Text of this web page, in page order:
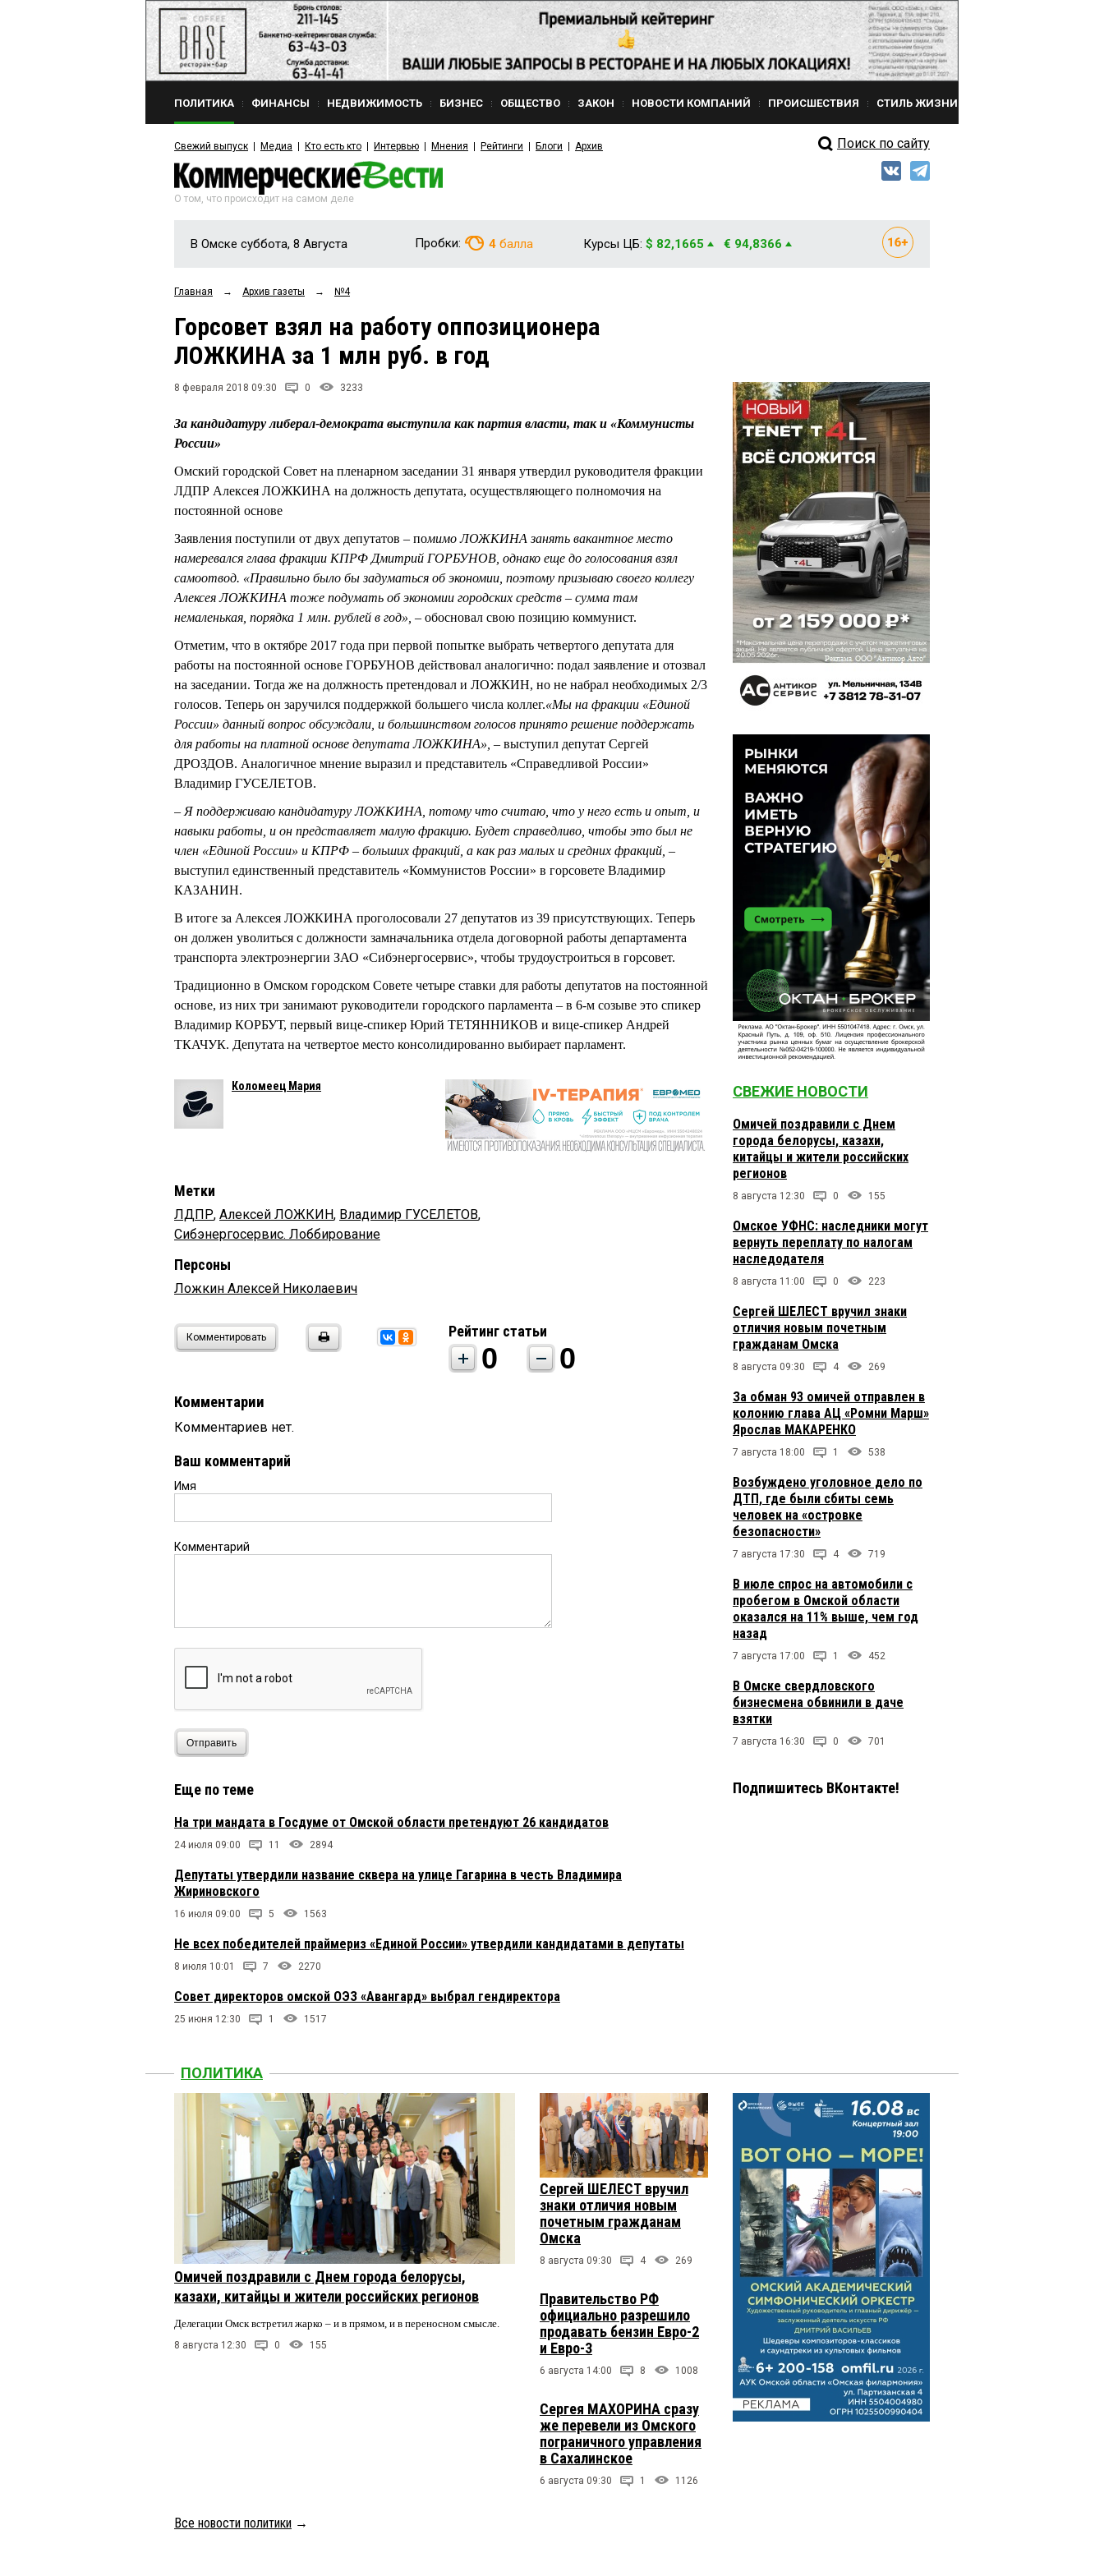
ПОЛИТИКА ФИНАНСЫ НЕДВИЖИМОСТЬ БИЗНЕС ОБЩЕСТВО ЗАКОН НОВОСТИ КОМПАНИЙ ПРОИСШЕСТВИЯ СТИЛЬ ЖИЗНИ
Свежий выпуск Медиа Кто есть кто Интервью Мнения Рейтинги Блоги Архив Поиск по сайту
О том, что происходит на самом деле
В Омске суббота, 8 Августа Пробки: 4 балла Курсы ЦБ: $ 82,1665 € 94,8366
Главная → Архив газеты → №4
Горсовет взял на работу оппозиционера
ЛОЖКИНА за 1 млн руб. в год
8 февраля 2018 09:30 0 3233
За кандидатуру либерал-демократа выступила как партия власти, так и «Коммунисты
России»
Омский городской Совет на пленарном заседании 31 января утвердил руководителя фракции
ЛДПР Алексея ЛОЖКИНА на должность депутата, осуществляющего полномочия на
постоянной основе
Заявления поступили от двух депутатов – помимо ЛОЖКИНА занять вакантное место
намеревался глава фракции КПРФ Дмитрий ГОРБУНОВ, однако еще до голосования взял
самоотвод. «Правильно было бы задуматься об экономии, поэтому призываю своего коллегу
Алексея ЛОЖКИНА тоже подумать об экономии городских средств – сумма там
немаленькая, порядка 1 млн. рублей в год», – обосновал свою позицию коммунист.
Отметим, что в октябре 2017 года при первой попытке выбрать четвертого депутата для
работы на постоянной основе ГОРБУНОВ действовал аналогично: подал заявление и отозвал
на заседании. Тогда же на должность претендовал и ЛОЖКИН, но не набрал необходимых 2/3
голосов. Теперь он заручился поддержкой большего числа коллег.«Мы на фракции «Единой
России» данный вопрос обсуждали, и большинством голосов принято решение поддержать
для работы на платной основе депутата ЛОЖКИНА», – выступил депутат Сергей
ДРОЗДОВ. Аналогичное мнение выразил и представитель «Справедливой России»
Владимир ГУСЕЛЕТОВ.
– Я поддерживаю кандидатуру ЛОЖКИНА, потому что считаю, что у него есть и опыт, и
навыки работы, и он представляет малую фракцию. Будет справедливо, чтобы это был не
член «Единой России» и КПРФ – больших фракций, а как раз малых и средних фракций, –
выступил единственный представитель «Коммунистов России» в горсовете Владимир
КАЗАНИН.
В итоге за Алексея ЛОЖКИНА проголосовали 27 депутатов из 39 присутствующих. Теперь
он должен уволиться с должности замначальника отдела договорной работы департамента
транспорта электроэнергии ЗАО «Сибэнергосервис», чтобы трудоустроиться в горсовет.
Традиционно в Омском городском Совете четыре ставки для работы депутатов на постоянной
основе, из них три занимают руководители городского парламента – в 6-м созыве это спикер
Владимир КОРБУТ, первый вице-спикер Юрий ТЕТЯННИКОВ и вице-спикер Андрей
ТКАЧУК. Депутата на четвертое место консолидированно выбирает парламент.
Коломеец Мария
Метки
ЛДПР, Алексей ЛОЖКИН, Владимир ГУСЕЛЕТОВ,
Сибэнергосервис. Лоббирование
Персоны
Ложкин Алексей Николаевич
Комментировать Рейтинг статьи
0 0
Комментарии
Комментариев нет.
Ваш комментарий
Имя
Комментарий
Отправить
Еще по теме
На три мандата в Госдуме от Омской области претендуют 26 кандидатов
24 июля 09:00 11 2894
Депутаты утвердили название сквера на улице Гагарина в честь Владимира
Жириновского
16 июля 09:00 5 1563
Не всех победителей праймериз «Единой России» утвердили кандидатами в депутаты
8 июля 10:01 7 2270
Совет директоров омской ОЭЗ «Авангард» выбрал гендиректора
25 июня 12:30 1 1517
СВЕЖИЕ НОВОСТИ
Омичей поздравили с Днем
города белорусы, казахи,
китайцы и жители российских
регионов
8 августа 12:30 0 155
Омское УФНС: наследники могут
вернуть переплату по налогам
наследодателя
8 августа 11:00 0 223
Сергей ШЕЛЕСТ вручил знаки
отличия новым почетным
гражданам Омска
8 августа 09:30 4 269
За обман 93 омичей отправлен в
колонию глава АЦ «Ромни Марш»
Ярослав МАКАРЕНКО
7 августа 18:00 1 538
Возбуждено уголовное дело по
ДТП, где были сбиты семь
человек на «островке
безопасности»
7 августа 17:30 4 719
В июле спрос на автомобили с
пробегом в Омской области
оказался на 11% выше, чем год
назад
7 августа 17:00 1 452
В Омске свердловского
бизнесмена обвинили в даче
взятки
7 августа 16:30 0 701
Подпишитесь ВКонтакте!
ПОЛИТИКА
Омичей поздравили с Днем города белорусы,
казахи, китайцы и жители российских регионов
Делегации Омск встретил жарко – и в прямом, и в переносном смысле.
8 августа 12:30 0 155
Сергей ШЕЛЕСТ вручил
знаки отличия новым
почетным гражданам
Омска
8 августа 09:30 4 269
Правительство РФ
официально разрешило
продавать бензин Евро-2
и Евро-3
6 августа 14:00 8 1008
Сергея МАХОРИНА сразу
же перевели из Омского
пограничного управления
в Сахалинское
6 августа 09:30 1 1126
Все новости политики →